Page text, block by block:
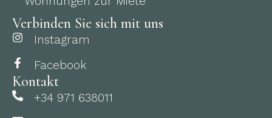
Verbinden Sie sich mit uns
Instagram
Facebook
Kontakt
+34 971 638011